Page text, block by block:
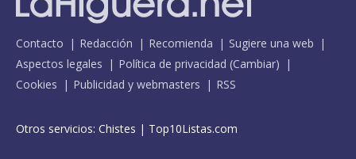
Contacto Redacción Recomienda
Sugiere una web
Aspectos legales
Política de privacidad (Cambiar)
Cookies
Publicidad y webmasters RSS
Otros servicios: Chistes | Top10Listas.com